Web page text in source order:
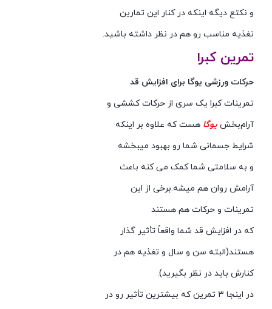
و نکتع دیگه اینکه در کنار این تمارین
تغذیه مناسب رو هم در نظر داشته باشید.
تمرین کبرا
حرکات ورزشی یوگا برای افزایش قد
تمرینات کبرا یک سری از حرکات کششی و
آرام‌بخش یوگا هست که علاوه بر اینکه
شرایط جسمانی شما رو بهبود میبخشه
و به سلامتی شما کمک می کنه باعث
آرامش روان هم میشه.برخی از این
تمرینات و حرکات هم هستند
که در افزایش قد شما واقعاً تأثیر گذار
هستند(البته سن و سال و تغذیه هم در
کنارش باید در نظر بگیرید).
در اینجا ۳ تمرین که بیشترین تأثیر رو در